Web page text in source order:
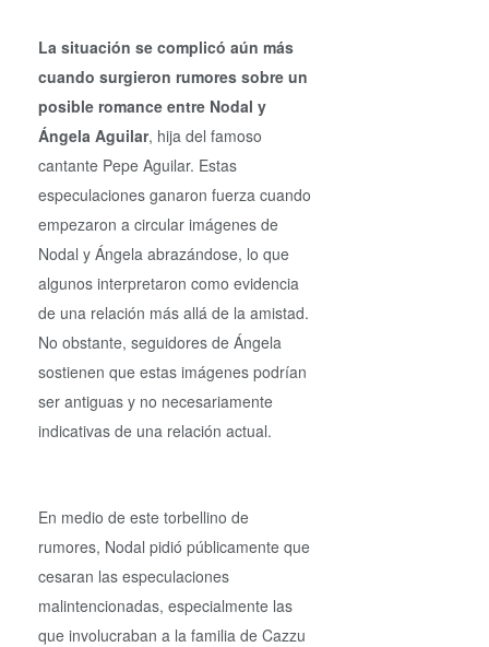
La situación se complicó aún más
cuando surgieron rumores sobre un
posible romance entre Nodal y
Ángela Aguilar, hija del famoso
cantante Pepe Aguilar. Estas
especulaciones ganaron fuerza cuando
empezaron a circular imágenes de
Nodal y Ángela abrazándose, lo que
algunos interpretaron como evidencia
de una relación más allá de la amistad.
No obstante, seguidores de Ángela
sostienen que estas imágenes podrían
ser antiguas y no necesariamente
indicativas de una relación actual.
En medio de este torbellino de
rumores, Nodal pidió públicamente que
cesaran las especulaciones
malintencionadas, especialmente las
que involucraban a la familia de Cazzu